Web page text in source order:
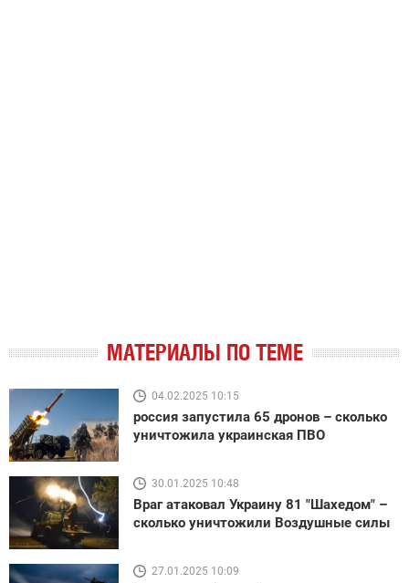
МАТЕРИАЛЫ ПО ТЕМЕ
04.02.2025 10:15
россия запустила 65 дронов – сколько
уничтожила украинская ПВО
30.01.2025 10:48
Враг атаковал Украину 81 "Шахедом" –
сколько уничтожили Воздушные силы
27.01.2025 10:09